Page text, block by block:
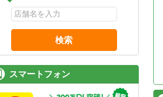
検索
スマートフォン